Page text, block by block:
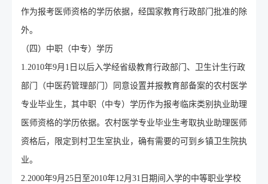
作为报考医师资格的学历依据，经国家教育行政部门批准的除
外。
（四）中职（中专）学历
1.2010年9月1日以后入学经省级教育行政部门、卫生计生行政
部门（中医药管理部门）同意设置并报教育部备案的农村医学
专业毕业生，其中职（中专）学历作为报考临床类别执业助理
医师资格的学历依据。农村医学专业毕业生考取执业助理医师
资格后，限定到村卫生室执业，确有需要的可到乡镇卫生院执
业。
2.2000年9月25日至2010年12月31日期间入学的中等职业学校